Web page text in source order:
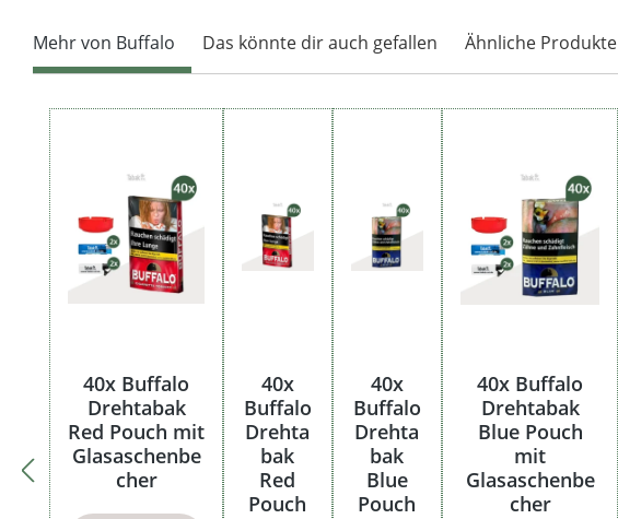
Mehr von Buffalo Das könnte dir auch gefallen Ähnliche Produkte
Produktgalerie überspringen
40x Buffalo
Drehtabak
Red Pouch mit
Glasaschenbe
cher
40x
Buffalo
Drehta
bak
Red
Pouch
40x
Buffalo
Drehta
bak
Blue
Pouch
40x Buffalo
Drehtabak
Blue Pouch
mit
Glasaschenbe
cher